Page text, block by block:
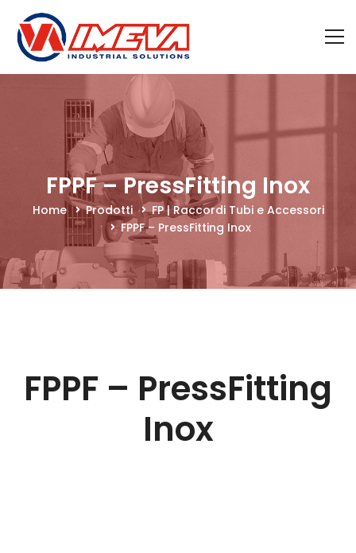
FPPF – PressFitting Inox
Home Prodotti
FP | Raccordi Tubi e Accessori
FPPF – PressFitting Inox
FPPF – PressFitting
Inox